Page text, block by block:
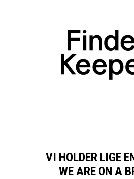
VI HOLDER LIGE
WE ARE ON A